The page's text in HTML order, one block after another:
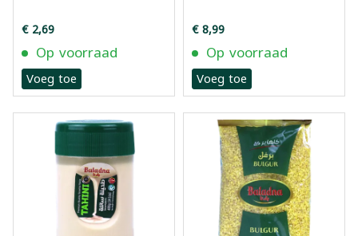
€ 2,69
Op voorraad
Voeg toe
€ 8,99
Op voorraad
Voeg toe